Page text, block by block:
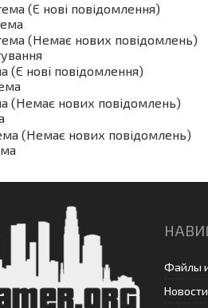
(Є нові повідомлення)
(Немає нових повідомлень)
(Є нові повідомлення)
(Немає нових повідомлень)
(Немає нових повідомлень)
Файлы